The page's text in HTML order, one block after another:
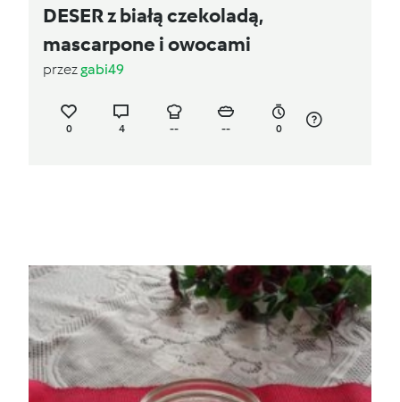
DESER z białą czekoladą,
mascarpone i owocami
przezgabi49
0 4 -- -- 0